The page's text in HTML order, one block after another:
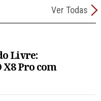
Ver Todas
Livre:
X8 Pro com